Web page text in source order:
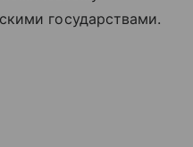
государствами.